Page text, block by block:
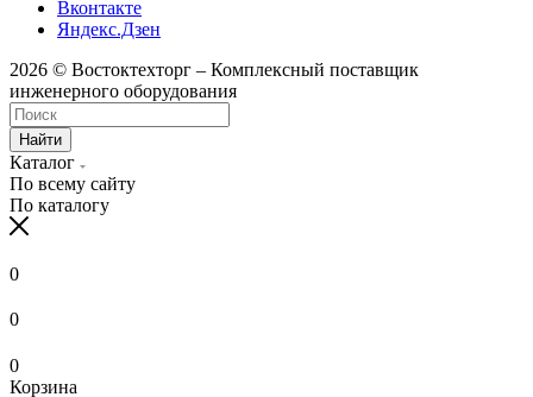
Вконтакте
Яндекс.Дзен
2026 © Востоктехторг – Комплексный поставщик
инженерного оборудования
Найти
Каталог
По всему сайту
По каталогу
0
0
0
Корзина